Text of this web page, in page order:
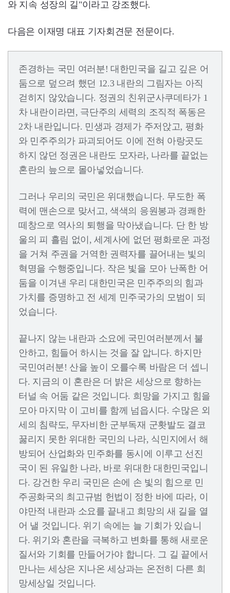
와 지속 성장의 길"이라고 강조했다.
다음은 이재명 대표 기자회견문 전문이다.
존경하는 국민 여러분! 대한민국을 길고 깊은 어
둠으로 덮으려 했던 12.3 내란의 그림자는 아직
걷히지 않았습니다. 정권의 친위군사쿠데타가 1
차 내란이라면, 극단주의 세력의 조직적 폭동은
2차 내란입니다. 민생과 경제가 주저앉고, 평화
와 민주주의가 파괴되어도 이에 전혀 아랑곳도
하지 않던 정권은 내란도 모자라, 나라를 끝없는
혼란의 늪으로 몰아넣었습니다.
그러나 우리의 국민은 위대했습니다. 무도한 폭
력에 맨손으로 맞서고, 색색의 응원봉과 경쾌한
떼창으로 역사의 퇴행을 막아냈습니다. 단 한 방
울의 피 흘림 없이, 세계사에 없던 평화로운 과정
을 거쳐 주권을 거역한 권력자를 끌어내는 빛의
혁명을 수행중입니다. 작은 빛을 모아 난폭한 어
둠을 이겨낸 우리 대한민국은 민주주의의 힘과
가치를 증명하고 전 세계 민주국가의 모범이 되
었습니다.
끝나지 않는 내란과 소요에 국민여러분께서 불
안하고, 힘들어 하시는 것을 잘 압니다. 하지만
국민여러분! 산을 높이 오를수록 바람은 더 셉니
다. 지금의 이 혼란은 더 밝은 세상으로 향하는
터널 속 어둠 같은 것입니다. 희망을 가지고 힘을
모아 마지막 이 고비를 함께 넘읍시다. 수많은 외
세의 침략도, 무자비한 군부독재 군홧발도 결코
꿇리지 못한 위대한 국민의 나라, 식민지에서 해
방되어 산업화와 민주화를 동시에 이루고 선진
국이 된 유일한 나라, 바로 위대한 대한민국입니
다. 강건한 우리 국민은 손에 손 빛의 힘으로 민
주공화국의 최고규범 헌법이 정한 바에 따라, 이
야만적 내란과 소요를 끝내고 희망의 새 길을 열
어 낼 것입니다. 위기 속에는 늘 기회가 있습니
다. 위기와 혼란을 극복하고 변화를 통해 새로운
질서와 기회를 만들어가야 합니다. 그 길 끝에서
만나는 세상은 지나온 세상과는 온전히 다른 희
망세상일 것입니다.